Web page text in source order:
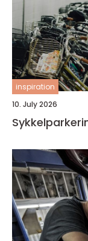
inspiration
10. July 2026